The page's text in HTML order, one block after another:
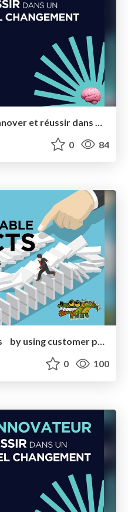
0 84
Building valuable products by using customer proof as your decision-making compass
0 100